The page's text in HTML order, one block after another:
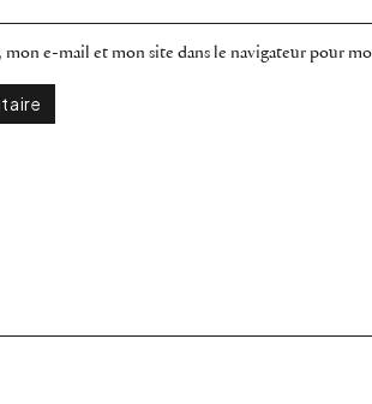
e-mail et mon site dans le navigateur pour